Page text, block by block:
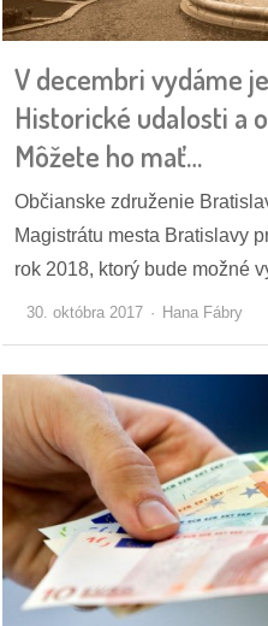
pozvánky
Historický
zákony
časti
kauzy
stavebné
konania
pripomienkové
konania
dobrá
V decembri vydáme
Historické udalosti a
Môžete ho mať…
Občianske združenie
Magistrátu mesta Bratislavy
rok 2018, ktorý bude možné
30. októbra 2017 Hana Fábry